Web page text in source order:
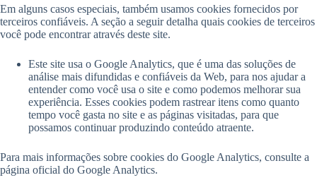
Em alguns casos especiais, também usamos cookies fornecidos por
terceiros confiáveis. A seção a seguir detalha quais cookies de terceiros
você pode encontrar através deste site.
Este site usa o Google Analytics, que é uma das soluções de
análise mais difundidas e confiáveis ​​da Web, para nos ajudar a
entender como você usa o site e como podemos melhorar sua
experiência. Esses cookies podem rastrear itens como quanto
tempo você gasta no site e as páginas visitadas, para que
possamos continuar produzindo conteúdo atraente.
Para mais informações sobre cookies do Google Analytics, consulte a
página oficial do Google Analytics.